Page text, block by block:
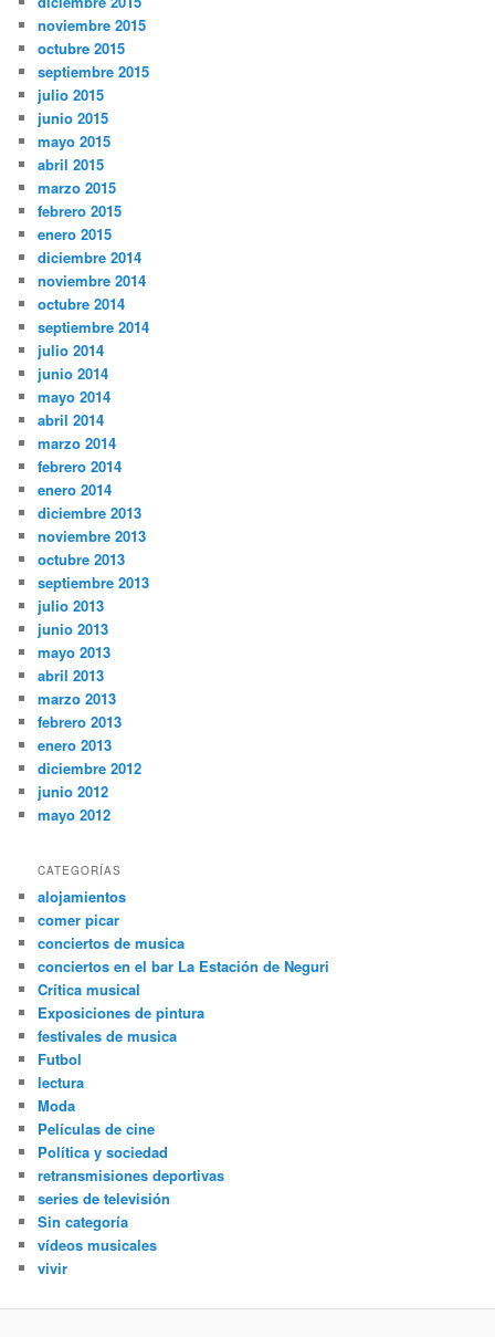
noviembre 2015
octubre 2015
septiembre 2015
julio 2015
junio 2015
mayo 2015
abril 2015
marzo 2015
febrero 2015
enero 2015
diciembre 2014
noviembre 2014
octubre 2014
septiembre 2014
julio 2014
junio 2014
mayo 2014
abril 2014
marzo 2014
febrero 2014
enero 2014
diciembre 2013
noviembre 2013
octubre 2013
septiembre 2013
julio 2013
junio 2013
mayo 2013
abril 2013
marzo 2013
febrero 2013
enero 2013
diciembre 2012
junio 2012
mayo 2012
CATEGORÍAS
alojamientos
comer picar
conciertos de musica
conciertos en el bar La Estación de Neguri
Crítica musical
Exposiciones de pintura
festivales de musica
Futbol
lectura
Moda
Películas de cine
Política y sociedad
retransmisiones deportivas
series de televisión
Sin categoría
vídeos musicales
vivir